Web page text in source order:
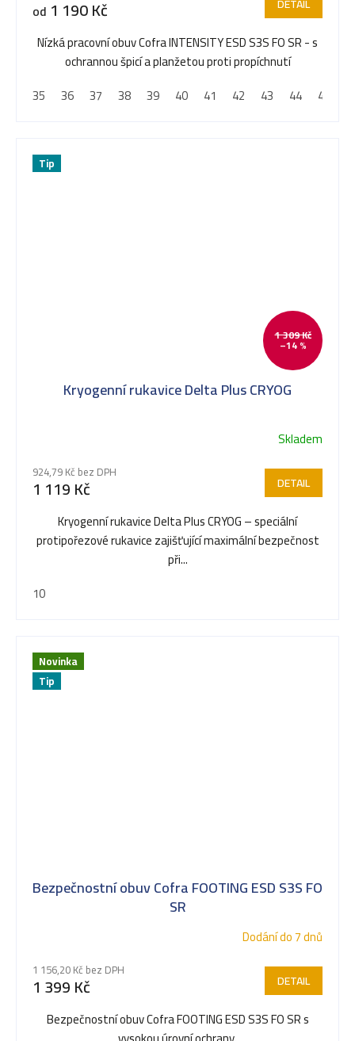
od 1 190 Kč
Nízká pracovní obuv Cofra INTENSITY ESD S3S FO SR - s
ochrannou špicí a planžetou proti propíchnutí
35
36 37 38 39 40 41 42 43 44 45
Tip
1 309 Kč
–14 %
Kryogenní rukavice Delta Plus CRYOG
Skladem
924,79 Kč bez DPH
1 119 Kč DETAIL
Kryogenní rukavice Delta Plus CRYOG – speciální
protipořezové rukavice zajišťující maximální bezpečnost
při...
10
Novinka
Tip
Bezpečnostní obuv Cofra FOOTING ESD S3S FO
SR
Dodání do 7 dnů
1 156,20 Kč bez DPH
1 399 Kč DETAIL
Bezpečnostní obuv Cofra FOOTING ESD S3S FO SR s